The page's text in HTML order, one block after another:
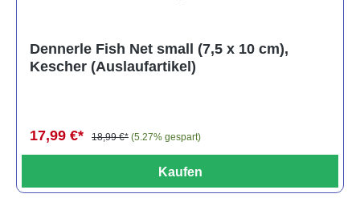
Dennerle Fish Net small (7,5 x 10 cm),
Kescher (Auslaufartikel)
17,99 €* 18,99 €* (5.27% gespart)
Kaufen